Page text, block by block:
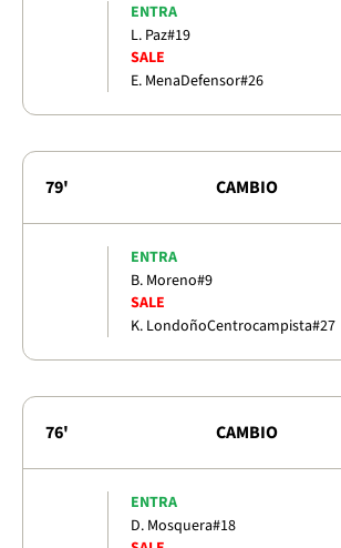
ENTRA
L. Paz#19
SALE
E. MenaDefensor#26
79' CAMBIO
ENTRA
B. Moreno#9
SALE
K. LondoñoCentrocampista#27
76' CAMBIO
ENTRA
D. Mosquera#18